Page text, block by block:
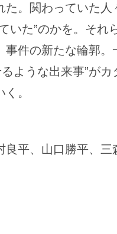
。 関わっていた人
いた”のかを。 それ
件の新たな輪郭。
ような出来事”が
く。
良平、山口勝平、三